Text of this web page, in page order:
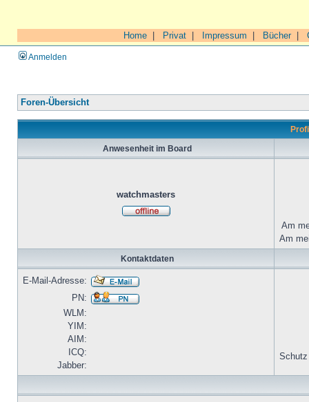
Home Privat Impressum Bücher|
Anmelden
Foren-Übersicht
Anwesenheit im Board
watchmasters
Am
Am
Kontaktdaten
E-Mail-Adresse:
PN:
WLM:
YIM:
AIM:
ICQ:
Jabber:
Schutz